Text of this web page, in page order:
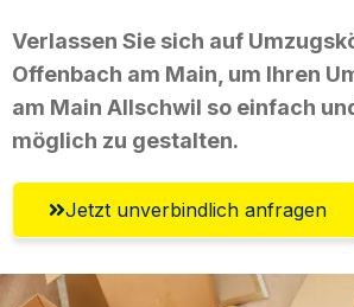
Verlassen Sie sich auf
Offenbach am Main, um Ihren
am Main Allschwil so einfach
möglich zu gestalten.
Jetzt unverbindlich anfragen